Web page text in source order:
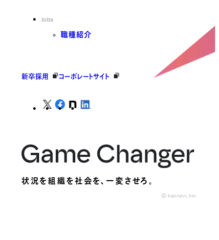
Jobs
職種紹介
新卒採用 コーポレートサイト
状況を組織を社会を、一変させろ。
© kaonavi, Inc